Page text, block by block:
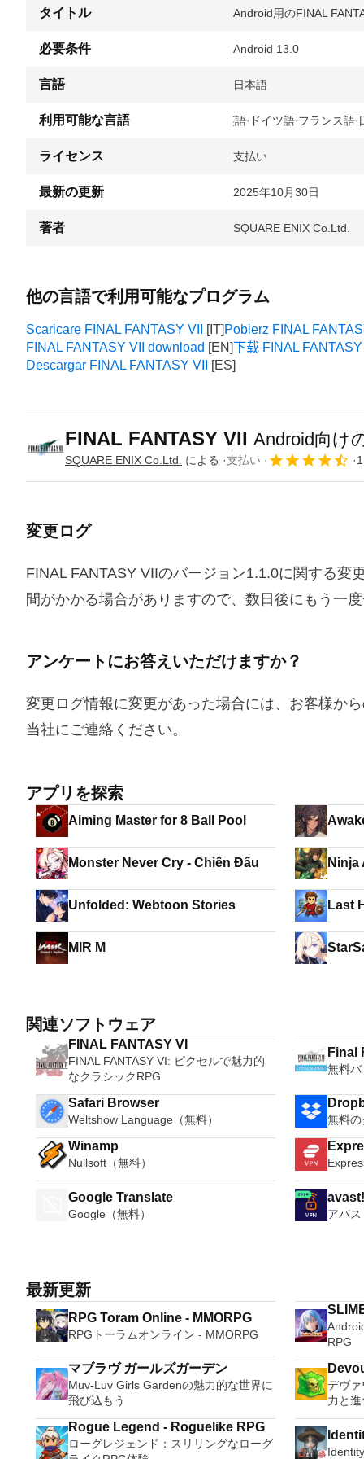
タイトル Android用のFINAL
必要条件 Android 13.0
言語 日本語
利用可能な言語 英語 ドイツ語 フランス語
ライセンス 支払い
最新の更新 2025年10月30日
著者 SQUARE ENIX Co.Ltd.
他の言語で利用可能なプログラム
Scaricare FINAL FANTASY VII
Pobierz FINAL
FINAL FANTASY VII download
下载 FINAL
Descargar FINAL FANTASY VII
FINAL FANTASY VII Android向け
SQUARE ENIX Co.Ltd. による 支払い
変更ログ
FINAL FANTASY VIIのバージョン1.1.0に関する
間がかかる場合がありますので、数日後にもう一
アンケートにお答えいただけますか？
変更ログ情報に変更があった場合には、お客様か
当社にご連絡ください。
アプリを探索
Aiming Master for 8 Ball Pool
Monster Never Cry - Chiến Đấu Ninja
Unfolded: Webtoon Stories Last
MIR M
関連ソフトウェア
FINAL FANTASY VI
FINAL FANTASY VI: ピクセルで魅力的
なクラシックRPG
Final
無料バ
Safari Browser
Weltshow Language（無料） 無料
Winamp
Nullsoft（無料）
Google Translate
Google（無料） アバ
最新更新
RPG Toram Online - MMORPG
RPGトーラムオンライン - MMORPG
RPG
マブラヴ ガールズガーデン
Muv-Luv Girls Gardenの魅力的な世界に
飛び込もう
デヴ
力と進
Rogue Legend - Roguelike RPG
ローグレジェンド：スリリングなローグ